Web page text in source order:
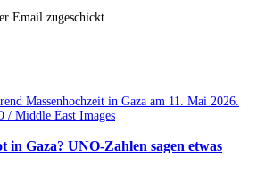
Email zugeschickt.
in Gaza? UNO-Zahlen sagen etwas